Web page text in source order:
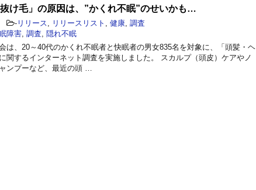
け毛」の原因は、”かくれ不眠”のせいかも…
- リリース リリースリスト 健康 調査
障害 調査
隠れ不眠
は、20～40代のかくれ不眠者と快眠者の男女835名を対象に、「頭髪・ヘ
関するインターネット調査を実施しました。 スカルプ（頭皮）ケアやノ
ンプーなど、最近の頭 …